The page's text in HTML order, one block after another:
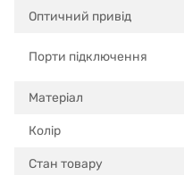
Оптичний привід
Порти підключення
Матеріал
Колір
Стан товару